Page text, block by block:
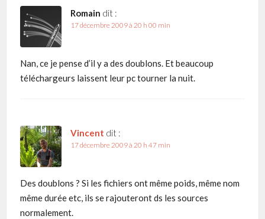
Romain dit :
17 décembre 2009 à 20 h 00 min
Nan, ce je pense d’il y a des doublons. Et beaucoup
téléchargeurs laissent leur pc tourner la nuit.
Vincent dit :
17 décembre 2009 à 20 h 47 min
Des doublons ? Si les fichiers ont même poids, même nom
même durée etc, ils se rajouteront ds les sources
normalement.